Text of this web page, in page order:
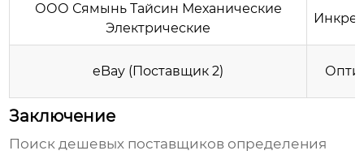
ООО Сямынь Тайсин Механические
Электрические
eBay (Поставщик 2)
Заключение
Поискдешевых поставщиков определения